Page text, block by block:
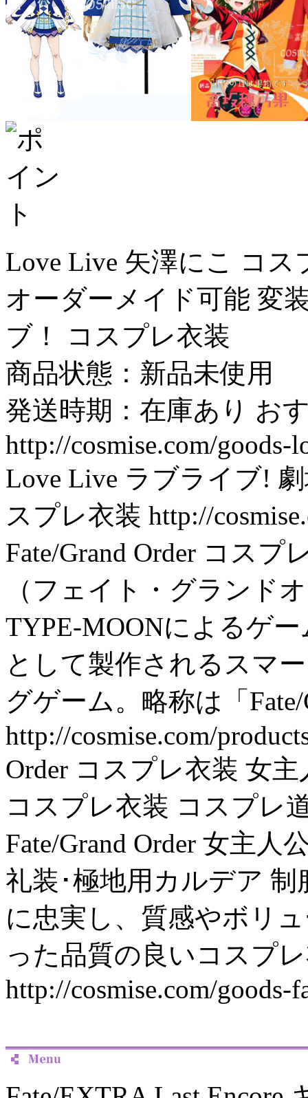
Love Live 矢澤にこ コス
オーダーメイド可能 変
ブ！ コスプレ衣装
商品状態：新品未使用
発送時期：在庫あり
http://cosmise.com/
Love Live ラブライブ!
スプレ衣装 http://
Fate/Grand Order コスプ
（フェイト・グランド
TYPE-MOONによるゲー
として製作されるスマ
グゲーム。略称は「
http://cosmise.com/
Order コスプレ衣装 女
コスプレ衣装 コスプレ
Fate/Grand Order 女主
礼装･極地用カルデア
に忠実し、質感やボリ
った品質の良いコスプ
http://cosmise.com/goods-